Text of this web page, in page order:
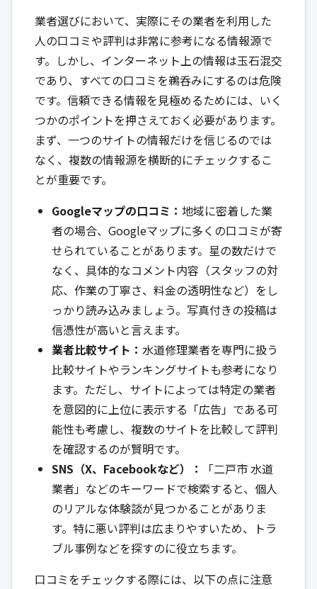
業者選びにおいて、実際にその業者を利用した
人の口コミや評判は非常に参考になる情報源で
す。しかし、インターネット上の情報は玉石混交
であり、すべての口コミを鵜呑みにするのは危険
です。信頼できる情報を見極めるためには、いく
つかのポイントを押さえておく必要があります。
まず、一つのサイトの情報だけを信じるのでは
なく、複数の情報源を横断的にチェックするこ
とが重要です。
Googleマップの口コミ： 地域に密着した業
者の場合、Googleマップに多くの口コミが寄
せられていることがあります。星の数だけで
なく、具体的なコメント内容（スタッフの対
応、作業の丁寧さ、料金の透明性など）をし
っかり読み込みましょう。写真付きの投稿は
信憑性が高いと言えます。
業者比較サイト： 水道修理業者を専門に扱う
比較サイトやランキングサイトも参考になり
ます。ただし、サイトによっては特定の業者
を意図的に上位に表示する「広告」である可
能性も考慮し、複数のサイトを比較して評判
を確認するのが賢明です。
SNS（X、Facebookなど）：
「二戸市 水道
業者」などのキーワードで検索すると、個人
のリアルな体験談が見つかることがありま
す。特に悪い評判は広まりやすいため、トラ
ブル事例などを探すのに役立ちます。
口コミをチェックする際には、以下の点に注意